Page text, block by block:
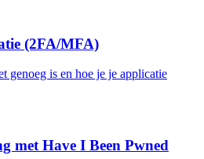
(2FA/MFA)
genoeg is en hoe je je applicatie
met Have I Been Pwned